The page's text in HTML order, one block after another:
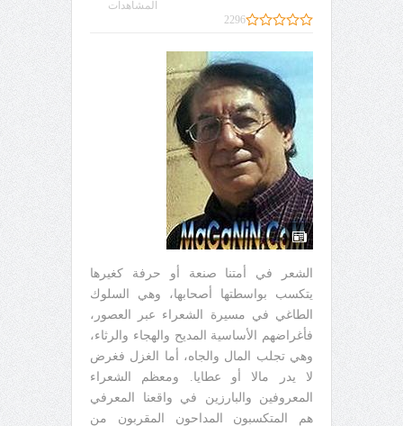
المشاهدات
2296
الشعر في أمتنا صنعة أو حرفة كغيرها
يتكسب بواسطتها أصحابها، وهي السلوك
الطاغي في مسيرة الشعراء عبر العصور،
فأغراضهم الأساسية المديح والهجاء والرثاء،
وهي تجلب المال والجاه، أما الغزل فغرض
لا يدر مالا أو عطايا. ومعظم الشعراء
المعروفين والبارزين في واقعنا المعرفي
هم المتكسبون المداحون المقربون من